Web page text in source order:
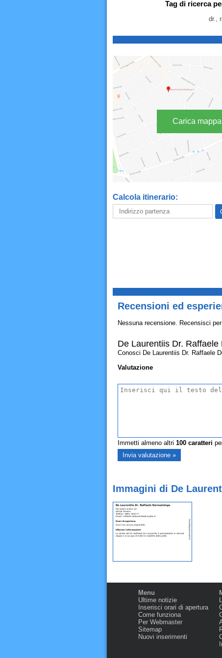
Tag di ricerca
dr.,
Carica mappa
Calcola itinerario:
Recensioni ed
Nessuna recensione. Recensisci
De Laurentiis Dr. Raffaele
Conosci De Laurentiis Dr. Raffaele
Valutazione
Immetti almeno altri 100caratteri
Immagini di De
Menu
Ultime notizie
Inserisci orari di apertura
Come funziona
Per Webmaster
Sitemap
Nuovi inserimenti